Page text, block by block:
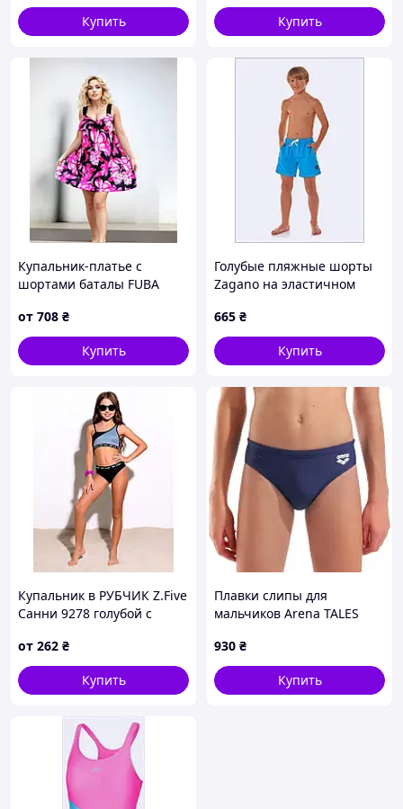
Купить
Купить
Купальник-платье с
шортами баталы FUBA
68 70 УКР размеры
от 708 ₴
Купить
Голубые пляжные шорты
Zagano на эластичном
665 ₴
Купить
Купальник в РУБЧИК Z.Five
Санни 9278 голубой с
размеры
от 262 ₴
Купить
Плавки слипы для
мальчиков Arena TALES
930 ₴
Купить